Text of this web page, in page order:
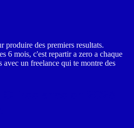
produire des premiers resultats.
6 mois, c'est repartir a zero a chaque
un freelance qui te montre des